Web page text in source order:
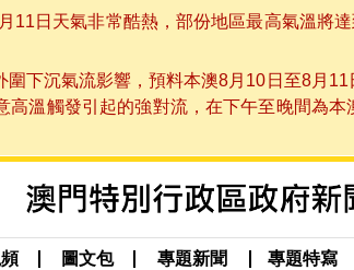
11日天氣非常酷熱，部份地區最高氣溫將
下沉氣流影響，預料本澳8月10日至8月
高溫觸發引起的強對流，在下午至晚間為
圖文包 專題新聞 專題特寫